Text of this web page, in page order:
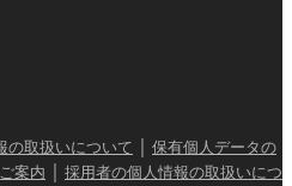
の取扱いについて
保有個人データの
案内
採用者の個人情報の取扱いにつ